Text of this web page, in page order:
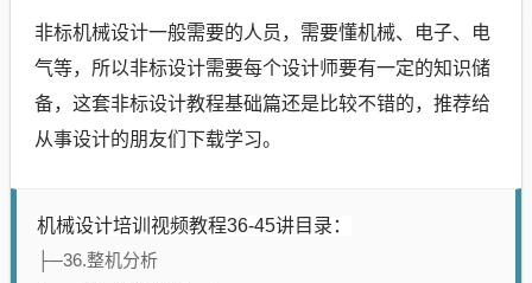
非标机械设计一般需要的人员，需要懂机械、电子、电
气等，所以非标设计需要每个设计师要有一定的知识储
备，这套非标设计教程基础篇还是比较不错的，推荐给
从事设计的朋友们下载学习。
机械设计培训视频教程36-45讲目录：
├─36.整机分析